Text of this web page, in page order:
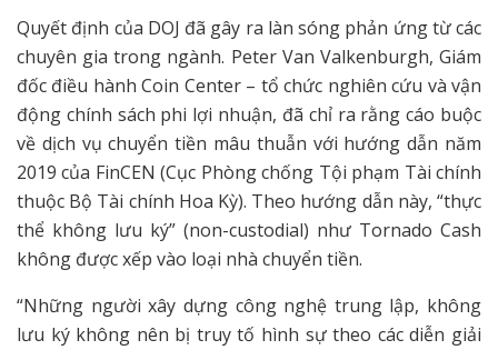
Quyết định của DOJ đã gây ra làn sóng phản ứng từ các
chuyên gia trong ngành. Peter Van Valkenburgh, Giám
đốc điều hành Coin Center – tổ chức nghiên cứu và vận
động chính sách phi lợi nhuận, đã chỉ ra rằng cáo buộc
về dịch vụ chuyển tiền mâu thuẫn với hướng dẫn năm
2019 của FinCEN (Cục Phòng chống Tội phạm Tài chính
thuộc Bộ Tài chính Hoa Kỳ). Theo hướng dẫn này, “thực
thể không lưu ký” (non-custodial) như Tornado Cash
không được xếp vào loại nhà chuyển tiền.
“Những người xây dựng công nghệ trung lập, không
lưu ký không nên bị truy tố hình sự theo các diễn giải